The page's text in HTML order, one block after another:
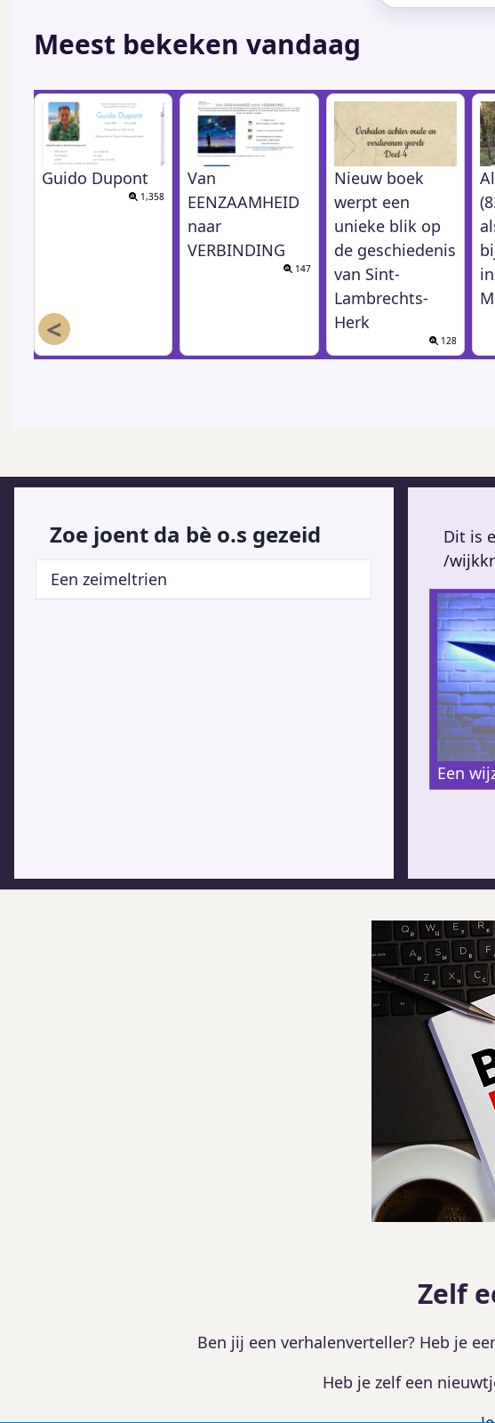
Meest bekeken vandaag
Guido Dupont
1,358
Van
EENZAAMHEID
naar
VERBINDING
147
Nieuw boek
werpt een
unieke blik op
de geschiedenis
van Sint-
Lambrechts-
Herk
128
<
Zoe joent da bè o.s gezeid
Een zeimeltrien
Dit is
/
Een
Zelf
Ben jij een verhalenverteller? Heb je
Heb je zelf een